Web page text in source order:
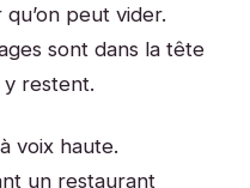
peut vider.
sont dans la tête
restent.
voix haute.
un restaurant